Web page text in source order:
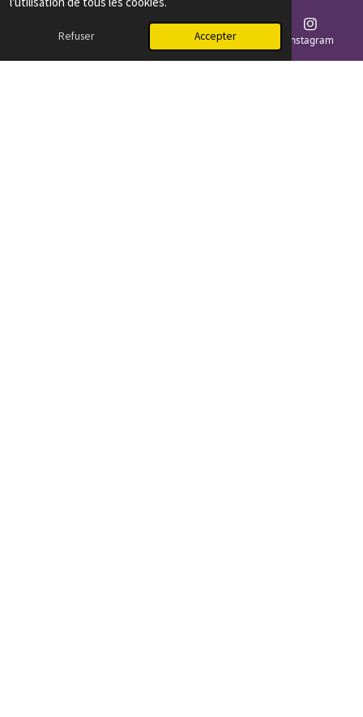
Refuser Accepter
Voir le calendrier
E-mail Carte Instagram